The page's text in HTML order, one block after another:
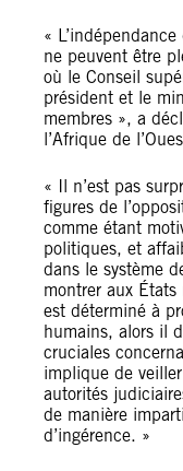
«
ne peuvent être
où le Conseil
président et le
membres », a
l’Afrique de
« Il n’est pas
figures de
comme étant
politiques, et
dans le système
montrer aux États
est déterminé à
humains, alors il
cruciales
implique de
autorités
de manière
d’ingérence. »